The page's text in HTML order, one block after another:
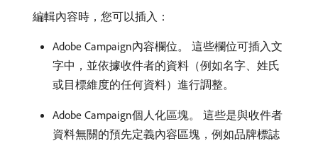
編輯內容時，您可以插入：
Adobe Campaign內容欄位。 這些欄位可插入文
字中，並依據收件者的資料（例如名字、姓氏
或目標維度的任何資料）進行調整。
Adobe Campaign個人化區塊。 這些是與收件者
資料無關的預先定義內容區塊，例如品牌標誌